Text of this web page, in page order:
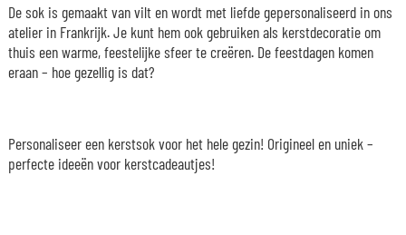
De sok is gemaakt van vilt en wordt met liefde gepersonaliseerd in ons
atelier in Frankrijk. Je kunt hem ook gebruiken als kerstdecoratie om
thuis een warme, feestelijke sfeer te creëren. De feestdagen komen
eraan – hoe gezellig is dat?
Personaliseer een kerstsok voor het hele gezin! Origineel en uniek –
perfecte ideeën voor kerstcadeautjes!